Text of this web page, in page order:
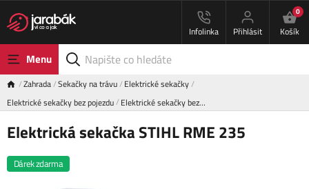
Infolinka Přihlásit
0
Košík
Menu
Zahrada Sekačky na trávu Elektrické sekačky
Elektrické sekačky bez pojezdu Elektrické sekačky bez…
Elektrická sekačka STIHL RME 235
Dárek zdarma